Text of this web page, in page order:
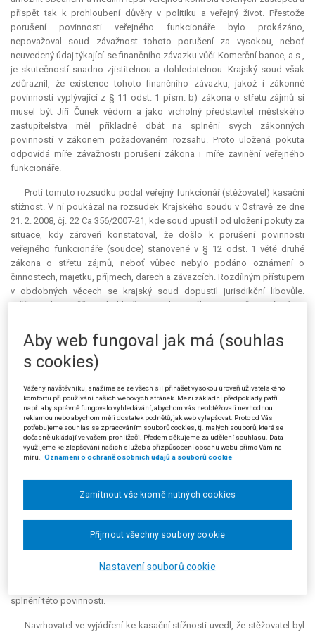
přispět tak k prohloubení důvěry v politiku a veřejný život. Přestože
porušení povinnosti veřejného funkcionáře bylo prokázáno,
nepovažoval soud závažnost tohoto porušení za vysokou, neboť
neuvedený údaj týkající se finančního závazku vůči Komerční bance, a.s.,
je skutečností snadno zjistitelnou a dohledatelnou. Krajský soud však
zdůraznil, že existence tohoto finančního závazku, jakož i zákonné
povinnosti vyplývající z § 11 odst. 1 písm. b) zákona o střetu zájmů si
musel být Jiří Čunek vědom a jako vrcholný představitel městského
zastupitelstva měl příkladně dbát na splnění svých zákonných
povinností v zákonem požadovaném rozsahu. Proto uložená pokuta
odpovídá míře závažnosti porušení zákona i míře zavinění veřejného
funkcionáře.
Proti tomuto rozsudku podal veřejný funkcionář (stěžovatel) kasační
stížnost. V ní poukázal na rozsudek Krajského soudu v Ostravě ze dne
21. 2. 2008, čj. 22 Ca 356/2007-21, kde soud upustil od uložení pokuty za
situace, kdy zároveň konstatoval, že došlo k porušení povinnosti
veřejného funkcionáře (soudce) stanovené v § 12 odst. 1 větě druhé
zákona o střetu zájmů, neboť vůbec nebylo podáno oznámení o
činnostech, majetku, příjmech, darech a závazcích. Rozdílným přístupem
v obdobných věcech se krajský soud dopustil jurisdikční libovůle.
Stěžovatel rovněž podotkl, že smyslem zákona o střetu zájmů je
ale jeho majetkové poměry jsou široké veřejnosti dostatečně známé v
důsledku několika kauz, které byly medializovány. Rovněž navrhovatel v
žalobě poukázal na to, že stěžovatel v médiích uvedl, že splácí hypotéku.
svůj finanční závazek přesto, že je veřejnosti znám, domnívá se, že
krajský soud měl k této skutečnosti přihlédnout a upustit od uložení
pokuty, popř. měl svým rozhodnutím stanovit náhradní lhůtu ke splnění
této povinnosti. Dále stěžovatel upozornil na to, že veřejní funkcionáři
jsou odpovědni za zaviněné porušení povinností stanovených tímto
zákonem, přičemž k otázce jeho zavinění nebyly krajským soudem
krajský soud nijak nevypořádal. Stěžovatel také poukázal na to, že v
oznámení, které učinil v souvislosti s ukončením funkce člena vlády v
splnění o účelu zákona o střetu zájmů. Obě uvedená oznámení by měla
měl stejný finanční závazek. Rovněž k této okolnosti měl krajský soud
splnění této povinnosti.
Navrhovatel ve vyjádření ke kasační stížnosti uvedl, že stěžovatel byl
Aby web fungoval jak má (souhlas
s cookies)
Vážený návštěvníku, snažíme se ze všech sil přinášet vysokou úroveň uživatelského
komfortu při používání našich webových stránek. Mezi základní předpoklady patří
např. aby správně fungovalo vyhledávání, abychom vás neobtěžovali nevhodnou
reklamou nebo abychom měli dostatek podnětů, jak web vylepšovat. Proto od Vás
potřebujeme souhlas se zpracováním souborů cookies, tj. malých souborů, které se
dočasně ukládají ve vašem prohlížeči. Předem děkujeme za udělení souhlasu. Data
využijeme ke zlepšování našich služeb a přizpůsobení obsahu webu přímo Vám na
míru. Oznámení o ochraně osobních údajů a souborů cookie
Nastavení souborů cookie
Zamítnout vše kromě nutných cookies
Přijmout všechny soubory cookie